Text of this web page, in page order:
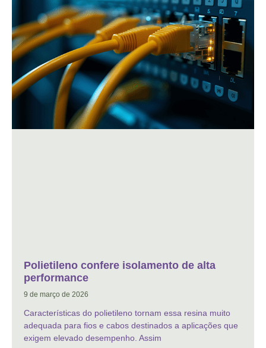
Polietileno confere isolamento de alta
performance
9 de março de 2026
Características do polietileno tornam essa resina muito
adequada para fios e cabos destinados a aplicações que
exigem elevado desempenho. Assim